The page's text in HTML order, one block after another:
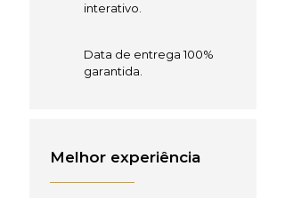
interativo.
Data de entrega 100%
garantida.
Melhor experiência